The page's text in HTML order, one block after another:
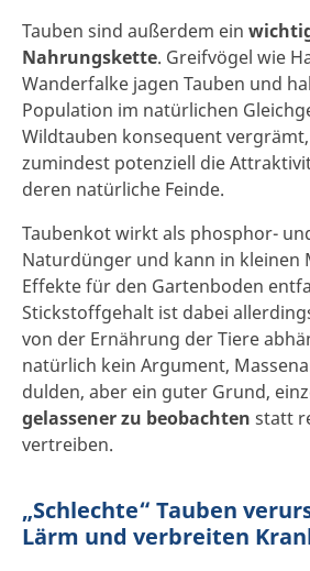
Tauben sind außerdem ein
Nahrungskette. Greifvögel wie
Wanderfalke jagen Tauben und
Population im natürlichen
Wildtauben konsequent
zumindest potenziell die
deren natürliche Feinde.
Taubenkot wirkt als phosphor-
Naturdünger und kann in kleinen
Effekte für den Gartenboden
Stickstoffgehalt ist dabei
von der Ernährung der Tiere
natürlich kein Argument,
dulden, aber ein guter Grund,
gelassener zu beobachten statt
vertreiben.
„Schlechte“ Tauben
Lärm und verbreiten